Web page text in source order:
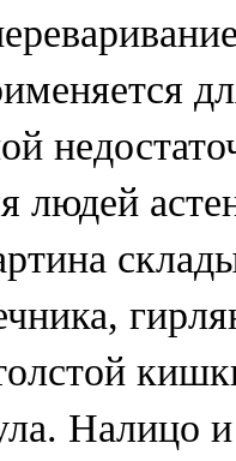
людей
Налицо